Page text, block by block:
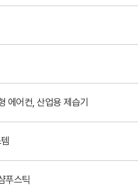
에어컨, 산업용 제습기
푸스틱